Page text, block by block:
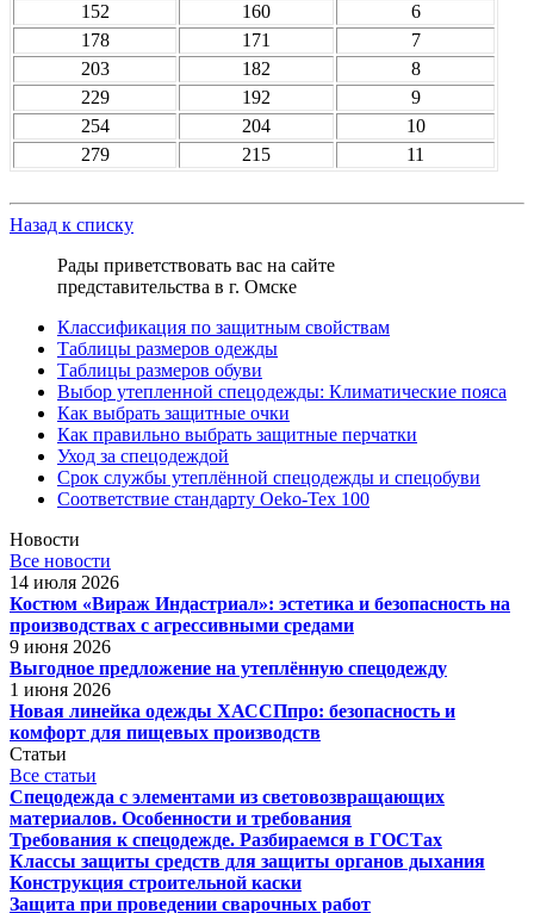
152
160
6
178
171
7
203
182
8
229
192
9
254
204
10
279
215 11
Назад к списку
Рады приветствовать вас на сайте
представительства в г. Омске
Классификация по защитным свойствам
Таблицы размеров одежды
Таблицы размеров обуви
Выбор утепленной спецодежды: Климатические пояса
Как выбрать защитные очки
Как правильно выбрать защитные перчатки
Уход за спецодеждой
Срок службы утеплённой спецодежды и спецобуви
Соответствие стандарту Oeko-Tex 100
Новости
Все новости
14 июля 2026
Костюм «Вираж Индастриал»: эстетика и безопасность на
производствах с агрессивными средами
9 июня 2026
Выгодное предложение на утеплённую спецодежду
1 июня 2026
Новая линейка одежды ХАССПпро: безопасность и
комфорт для пищевых производств
Статьи
Все статьи
Спецодежда с элементами из световозвращающих
материалов. Особенности и требования
Требования к спецодежде. Разбираемся в ГОСТах
Классы защиты средств для защиты органов дыхания
Конструкция строительной каски
Защита при проведении сварочных работ